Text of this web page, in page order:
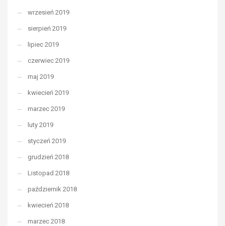
wrzesień 2019
sierpień 2019
lipiec 2019
czerwiec 2019
maj 2019
kwiecień 2019
marzec 2019
luty 2019
styczeń 2019
grudzień 2018
Listopad 2018
październik 2018
kwiecień 2018
marzec 2018